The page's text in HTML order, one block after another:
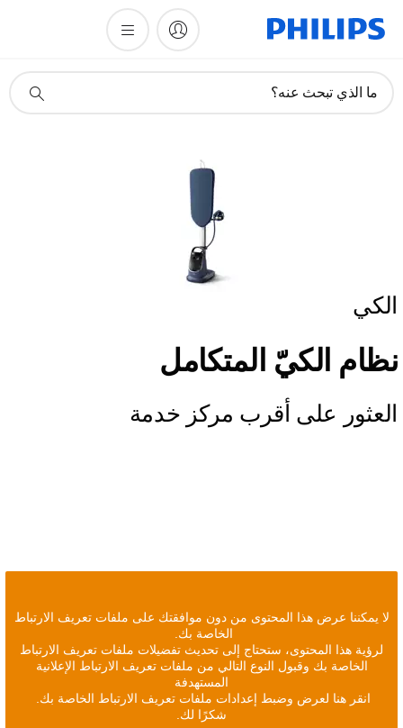
دعم
ما الذي تبحث عنه؟
الكي
نظام الكيّ المتكامل
العثور على أقرب مركز خدمة
لا يمكننا عرض هذا المحتوى من دون موافقتك على ملفات تعريف الارتباط
الخاصة بك.
لرؤية هذا المحتوى، ستحتاج إلى تحديث تفضيلات ملفات تعريف الارتباط
الخاصة بك وقبول النوع التالي من ملفات تعريف الارتباط الإعلانية
المستهدفة
انقر هنا لعرض وضبط إعدادات ملفات تعريف الارتباط الخاصة بك.
شكرًا لك.